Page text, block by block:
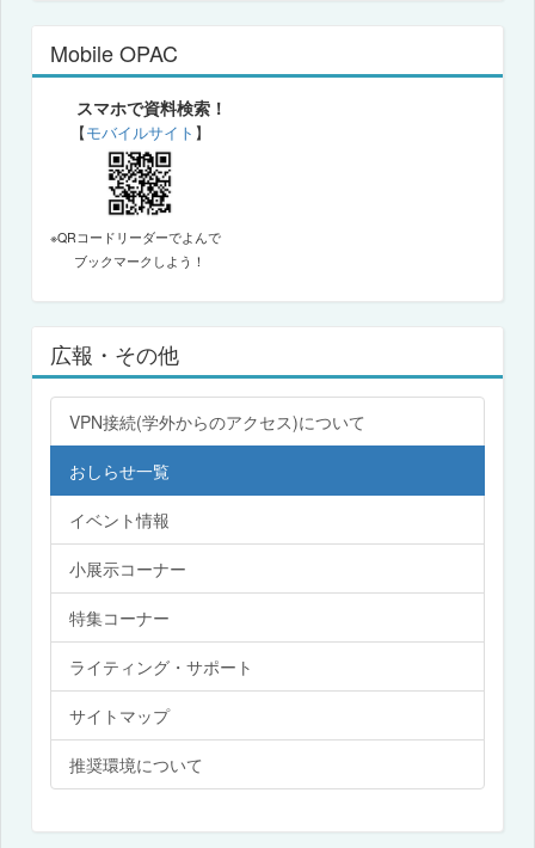
Mobile OPAC
スマホで資料検索！
【モバイルサイト 】
※QRコードリーダーでよんで
ブックマークしよう！
広報・その他
VPN接続(学外からのアクセス)について
おしらせ一覧
イベント情報
小展示コーナー
特集コーナー
ライティング・サポート
サイトマップ
推奨環境について